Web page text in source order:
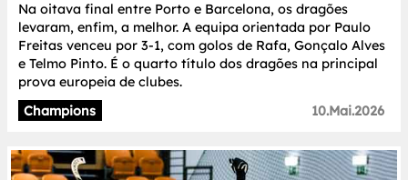
Na oitava final entre Porto e Barcelona, os dragões
levaram, enfim, a melhor. A equipa orientada por Paulo
Freitas venceu por 3-1, com golos de Rafa, Gonçalo Alves
e Telmo Pinto. É o quarto título dos dragões na principal
prova europeia de clubes.
Champions
10.Mai.2026